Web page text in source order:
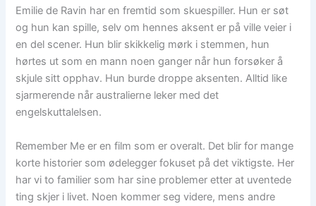
Emilie de Ravin har en fremtid som skuespiller. Hun er søt
og hun kan spille, selv om hennes aksent er på ville veier i
en del scener. Hun blir skikkelig mørk i stemmen, hun
hørtes ut som en mann noen ganger når hun forsøker å
skjule sitt opphav. Hun burde droppe aksenten. Alltid like
sjarmerende når australierne leker med det
engelskuttalelsen.
Remember Me er en film som er overalt. Det blir for mange
korte historier som ødelegger fokuset på det viktigste. Her
har vi to familier som har sine problemer etter at uventede
ting skjer i livet. Noen kommer seg videre, mens andre